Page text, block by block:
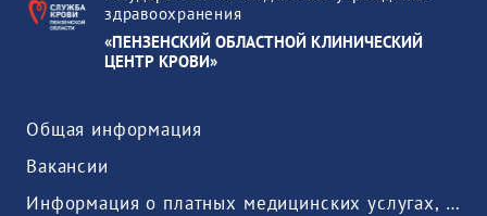
здравоохранения
«ПЕНЗЕНСКИЙ ОБЛАСТНОЙ КЛИНИЧЕСКИЙ
ЦЕНТР КРОВИ»
Общая информация
Вакансии
Информация о платных медицинских услугах, предоставляемых медицинской организацией